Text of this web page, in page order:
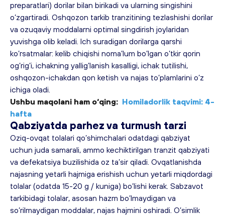
preparatlari) dorilar bilan birikadi va ularning singishini
o’zgartiradi. Oshqozon tarkib tranzitining tezlashishi dorilar
va ozuqaviy moddalarni optimal singdirish joylaridan
yuvishga olib keladi. Ich suradigan dorilarga qarshi
ko’rsatmalar: kelib chiqishi noma’lum bo’lgan o’tkir qorin
og’rig’i, ichakning yallig’lanish kasalligi, ichak tutilishi,
oshqozon-ichakdan qon ketish va najas to’plamlarini o’z
ichiga oladi.
Ushbu maqolani ham o‘qing: Homiladorlik taqvimi: 4-
hafta
Qabziyatda parhez va turmush tarzi
Oziq-ovqat tolalari qo’shimchalari odatdagi qabziyat
uchun juda samarali, ammo kechiktirilgan tranzit qabziyati
va defekatsiya buzilishida oz ta’sir qiladi. Ovqatlanishda
najasning yetarli hajmiga erishish uchun yetarli miqdordagi
tolalar (odatda 15-20 g / kuniga) bo’lishi kerak. Sabzavot
tarkibidagi tolalar, asosan hazm bo’lmaydigan va
so’rilmaydigan moddalar, najas hajmini oshiradi. O’simlik